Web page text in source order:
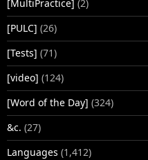
[MultiPractice] (2)
[PULC] (26)
[Tests] (71)
[video] (124)
[Word of the Day] (324)
&c. (27)
Languages (1,412)